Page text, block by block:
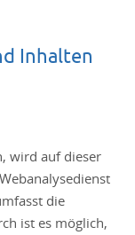
Inhalten
wird auf dieser
die
ist es möglich,